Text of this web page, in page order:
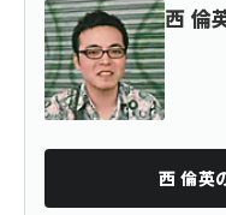
西 倫
西 倫英